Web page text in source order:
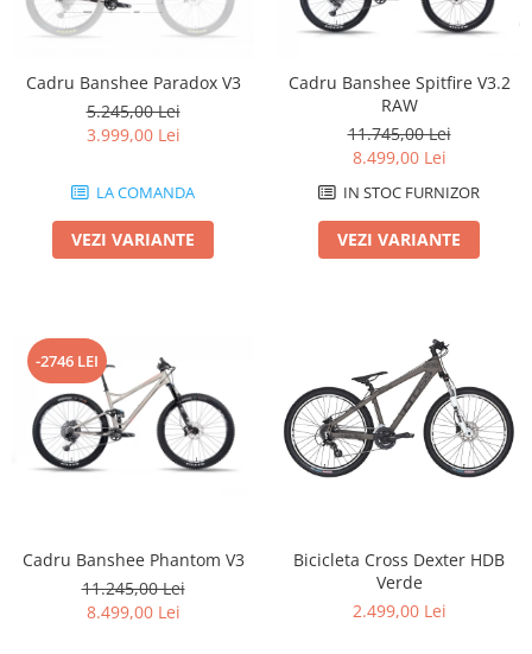
Cadru Banshee Paradox V3
5.245,00 Lei
3.999,00 Lei
LA COMANDA
VEZI VARIANTE
Cadru Banshee Spitfire V3.2
RAW
11.745,00 Lei
8.499,00 Lei
IN STOC FURNIZOR
VEZI VARIANTE
-2746 LEI
Cadru Banshee Phantom V3
11.245,00 Lei
8.499,00 Lei
Bicicleta Cross Dexter HDB
Verde
2.499,00 Lei